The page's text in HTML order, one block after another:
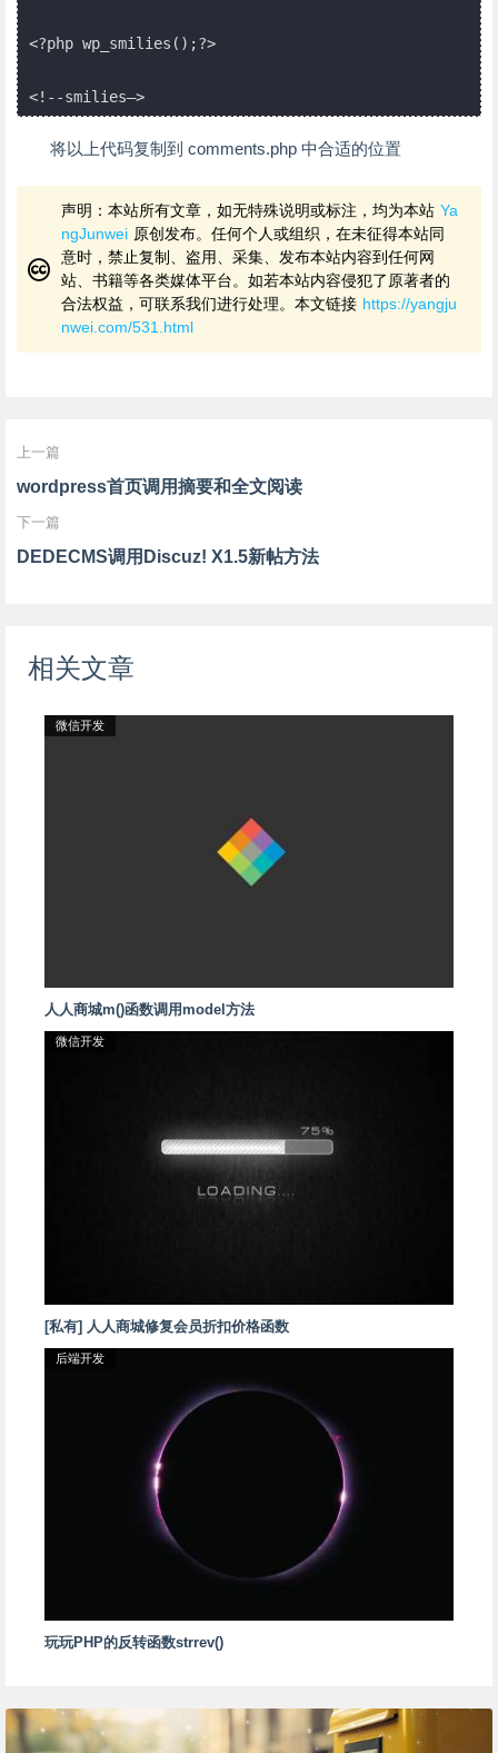
<?php wp_smilies();?>
<!--smilies—>
将以上代码复制到 comments.php 中合适的位置
声明：本站所有文章，如无特殊说明或标注，均为本站 Ya
ngJunwei 原创发布。任何个人或组织，在未征得本站同
意时，禁止复制、盗用、采集、发布本站内容到任何网
站、书籍等各类媒体平台。如若本站内容侵犯了原著者的
合法权益，可联系我们进行处理。本文链接 https://yangju
nwei.com/531.html
上一篇
wordpress首页调用摘要和全文阅读
下一篇
DEDECMS调用Discuz! X1.5新帖方法
相关文章
微信开发
人人商城m()函数调用model方法
微信开发
[私有] 人人商城修复会员折扣价格函数
后端开发
玩玩PHP的反转函数strrev()